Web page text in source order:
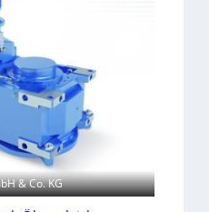
& Co. KG